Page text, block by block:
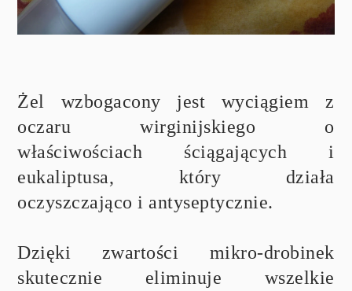
Żel wzbogacony jest wyciągiem z
oczaru wirginijskiego o
właściwościach ściągających i
eukaliptusa, który działa
oczyszczająco i antyseptycznie.
Dzięki zwartości mikro-drobinek
skutecznie eliminuje wszelkie